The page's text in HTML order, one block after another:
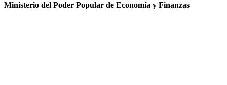
Ministerio del Poder Popular de Economía y Finanzas